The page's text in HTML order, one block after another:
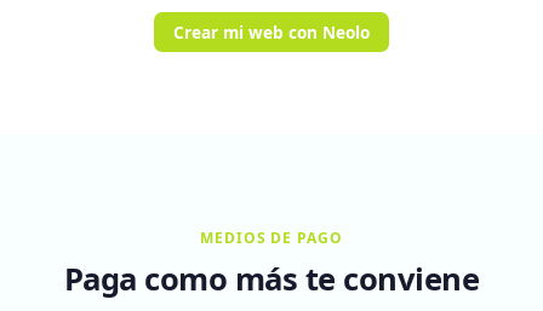
Crear mi web con Neolo
MEDIOS DE PAGO
Paga como más te conviene